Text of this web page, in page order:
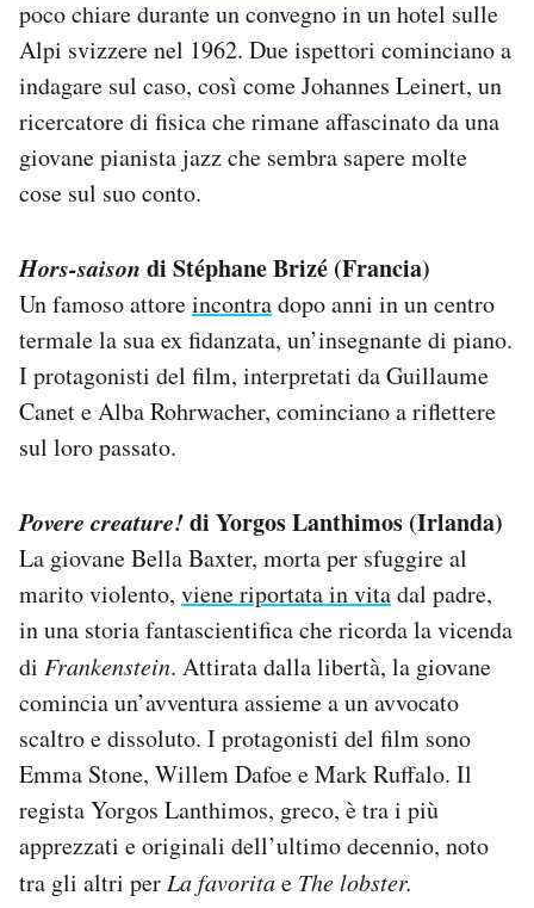
poco chiare durante un convegno in un hotel sulle
Alpi svizzere nel 1962. Due ispettori cominciano a
indagare sul caso, così come Johannes Leinert, un
ricercatore di fisica che rimane affascinato da una
giovane pianista jazz che sembra sapere molte
cose sul suo conto.
Hors-saison di Stéphane Brizé (Francia)
Un famoso attoreincontradopo anni in un centro
termale la sua ex fidanzata, un’insegnante di piano.
I protagonisti del film, interpretati da Guillaume
Canet e Alba Rohrwacher, cominciano a riflettere
sul loro passato.
Povere creature!di Yorgos Lanthimos (Irlanda)
La giovane Bella Baxter, morta per sfuggire al
marito violento, viene riportata in vitadal padre,
in una storia fantascientifica che ricorda la vicenda
di Frankenstein. Attirata dalla libertà, la giovane
comincia un’avventura assieme a un avvocato
scaltro e dissoluto. I protagonisti del film sono
Emma Stone, Willem Dafoe e Mark Ruffalo. Il
regista Yorgos Lanthimos, greco, è tra i più
apprezzati e originali dell’ultimo decennio, noto
tra gli altri per La favoritae The lobster.